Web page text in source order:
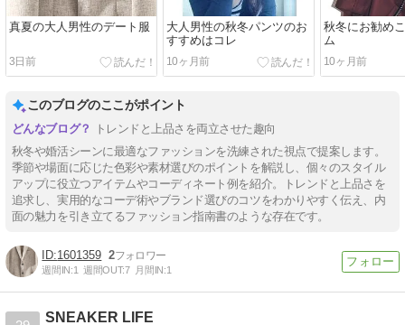
真夏の大人男性のデート服
3日前
大人男性の秋冬パンツのお
すすめはコレ
10ヶ月前
秋冬にお勧め
ム
10ヶ月前
このブログのここがポイント
トレンドと上品さを両立させた趣向
秋冬や婚活シーンに最適なファッションを洗練された視点で提案します。
季節や場面に応じた色彩や素材選びのポイントを解説し、個々のスタイル
アップに役立つアイテムやコーディネート例を紹介。トレンドと上品さを
追求し、実用的なコーデ術やブランド選びのコツをわかりやすく伝え、内
面の魅力を引き立てるファッション指南書のような存在です。
1601359 2
週間IN:1 週間OUT:7 月間IN:1
SNEAKER LIFE